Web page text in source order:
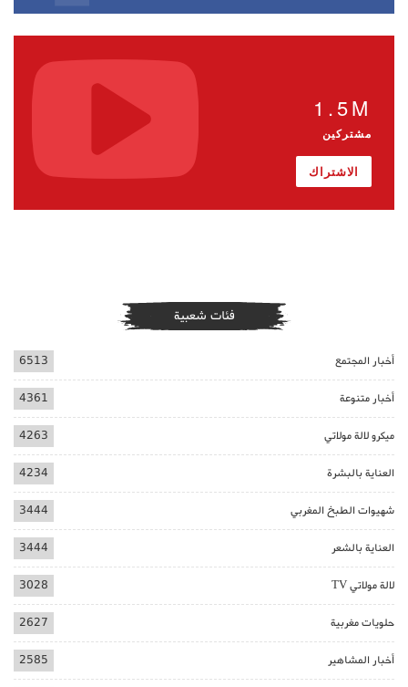
1.5M
مشتركين
الاشتراك
فئات شعبية
أخبار المجتمع 6513
أخبار متنوعة 4361
ميكرو لالة مولاتي 4263
العناية بالبشرة 4234
شهيوات الطبخ المغربي 3444
العناية بالشعر 3444
لالة مولاتي TV 3028
حلويات مغربية 2627
أخبار المشاهير 2585